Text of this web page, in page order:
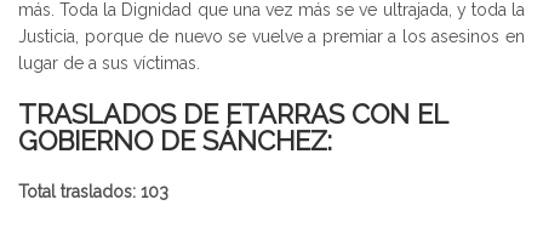
más. Toda la Dignidad que una vez más se ve ultrajada, y toda la
Justicia, porque de nuevo se vuelve a premiar a los asesinos en
lugar de a sus víctimas.
TRASLADOS DE ETARRAS CON EL
GOBIERNO DE SÁNCHEZ:
Total traslados: 103